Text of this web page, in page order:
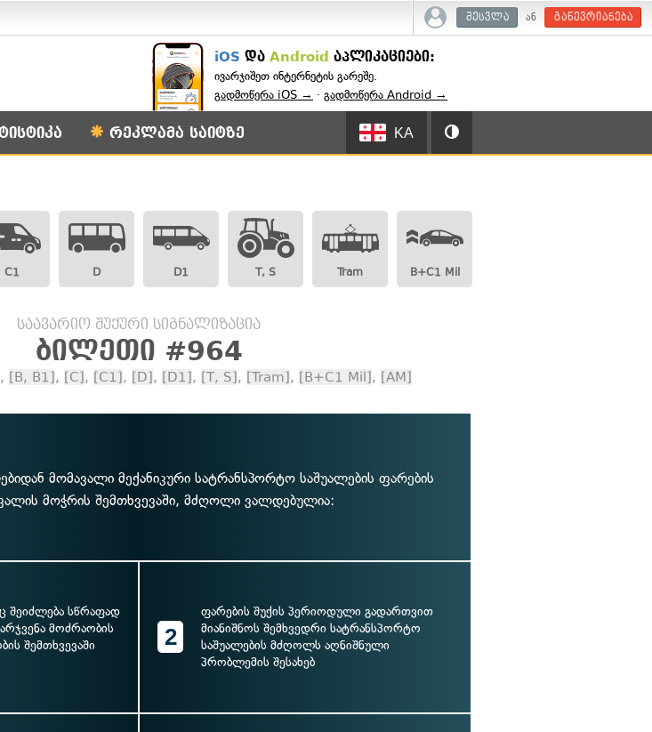
შესვლა ან გაწევრიანება
iOS და Android აპლიკაციები:
ივარჯიშეთ ინტერნეტის გარეშე.
გადმოწერა iOS → · გადმოწერა Android →
რეკლამა საიტზე KA
C1 D D1 T, S Tram B+C1 Mil
საავარიო შუქური სიგნალიზაცია
ბილეთი #964
, [B, B1], [C], [C1], [D], [D1], [T, S], [Tram], [B+C1 Mil], [AM]
მომავალი მექანიკური სატრანსპორტო საშუალების ფარების
მოჭრის შემთხვევაში, მძღოლი ვალდებულია:
შეიძლება სწრაფად
მოძრაობის
შემთხვევაში
2
ფარების შუქის პერიოდული გადართვით
მიანიშნოს შემხვედრი სატრანსპორტო
საშუალების მძღოლს აღნიშნული
პრობლემის შესახებ